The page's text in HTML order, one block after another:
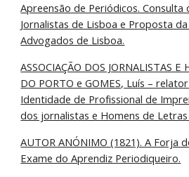
Apreensão de Periódicos. Consulta
Jornalistas de Lisboa e Proposta
Advogados de Lisboa.
ASSOCIAÇÃO DOS JORNALISTAS E
DO PORTO e GOMES, Luís –
Identidade de Profissional de
dos jornalistas e Homens de
AUTOR ANÓNIMO (1821). A Forja
Exame do Aprendiz Periodiqueiro.